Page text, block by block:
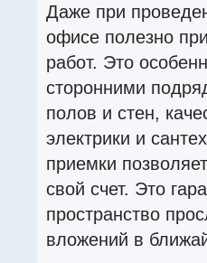
Даже при
офисе полезно
работ. Это
сторонними
полов и стен,
электрики и
приемки
свой счет. Это
пространство
вложений в